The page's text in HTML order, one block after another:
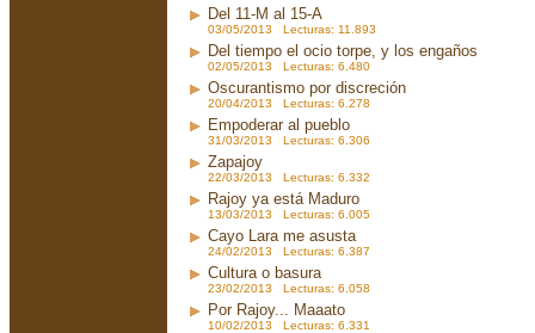
Del 11-M al 15-A
03/05/2013 Lecturas: 11.893
Del tiempo el ocio torpe, y los engaños
02/05/2013 Lecturas: 6.480
Oscurantismo por discreción
20/04/2013 Lecturas: 6.278
Empoderar al pueblo
31/03/2013 Lecturas: 6.306
Zapajoy
22/03/2013 Lecturas: 6.332
Rajoy ya está Maduro
13/03/2013 Lecturas: 6.005
Cayo Lara me asusta
24/02/2013 Lecturas: 6.387
Cultura o basura
23/02/2013 Lecturas: 6.058
Por Rajoy... Maaato
10/02/2013 Lecturas: 6.331